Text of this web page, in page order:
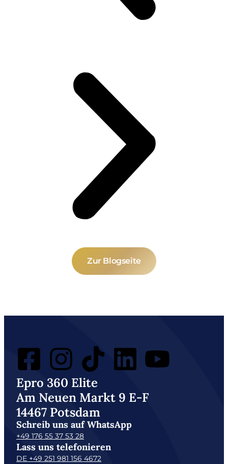
Zur Blogseite
Epro 360 Elite
Am Neuen Markt 9 E-F
14467 Potsdam
Schreib uns auf WhatsApp
+49 176 55 37 53 28
Lass uns telefonieren
DE +49 251 981 156 4672